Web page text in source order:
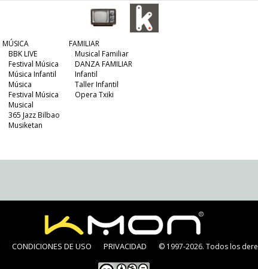
MÚSICA
BBK LIVE
Festival Música
Música Infantil
Música
Festival Música
Musical
365 Jazz Bilbao
Musiketan
FAMILIAR
Musical Familiar
DANZA FAMILIAR
Infantil
Taller Infantil
Opera Txiki
CONDICIONES DE USO PRIVACIDAD © 1997-2026. Todos los